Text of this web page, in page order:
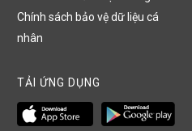
Chính sách bảo vệ dữ liệu cá
nhân
TẢI ỨNG DỤNG